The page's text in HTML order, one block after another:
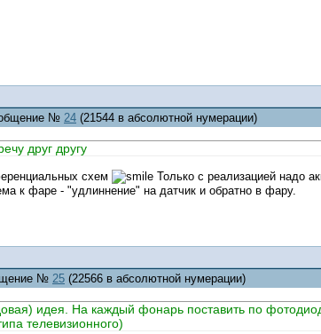
№ 24 (21544 в абсолютной нумерации)
друг другу
схем
Только с реализацией надо
к фаре - "удлиннение" на датчик и обратно в фару.
№ 25 (22566 в абсолютной нумерации)
идея. На каждый фонарь поставить по
телевизионного)